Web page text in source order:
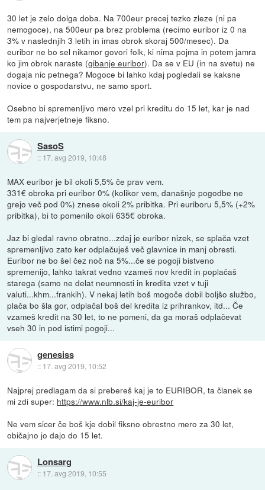
30 let je zelo dolga doba. Na 700eur precej tezko zleze (ni pa
nemogoce), na 500eur pa brez problema (recimo euribor iz 0 na
3% v naslednjih 3 letih in imas obrok skoraj 500/mesec). Da
euribor ne bo sel nikamor govori folk, ki nima pojma in potem jamra
ko jim obrok naraste (gibanje euribor). Da se v EU (in na svetu) ne
dogaja nic petnega? Mogoce bi lahko kdaj pogledali se kaksne
novice o gospodarstvu, ne samo sport.
Osebno bi spremenljivo mero vzel pri kreditu do 15 let, kar je nad
tem pa najverjetneje fiksno.
SasoS
:: 17. avg 2019, 10:48
MAX euribor je bil okoli 5,5% če prav vem.
331€ obroka pri euribor 0% (kolikor vem, današnje pogodbe ne
grejo več pod 0%) znese okoli 2% pribitka. Pri euriboru 5,5% (+2%
pribitka), bi to pomenilo okoli 635€ obroka.
Jaz bi gledal ravno obratno...zdaj je euribor nizek, se splača vzet
spremenljivo zato ker odplačuješ več glavnice in manj obresti.
Euribor ne bo šel čez noč na 5%...če se pogoji bistveno
spremenijo, lahko takrat vedno vzameš nov kredit in poplačaš
starega (samo ne delat neumnosti in kredita vzet v tuji
valuti...khm...frankih). V nekaj letih boš mogoče dobil boljšo službo,
plača bo šla gor, odplačal boš del kredita iz prihrankov, itd... Če
vzameš kredit na 30 let, to ne pomeni, da ga moraš odplačevat
vseh 30 in pod istimi pogoji...
genesiss
:: 17. avg 2019, 10:52
Najprej predlagam da si prebereš kaj je to EURIBOR, ta članek se
mi zdi super: https://www.nlb.si/kaj-je-euribor
Ne vem sicer če boš kje dobil fiksno obrestno mero za 30 let,
običajno jo dajo do 15 let.
Lonsarg
:: 17. avg 2019, 10:55